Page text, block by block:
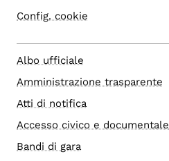
Config. cookie
Albo ufficiale
Amministrazione trasparente
Atti di notifica
Accesso civico e documentale
Bandi di gara